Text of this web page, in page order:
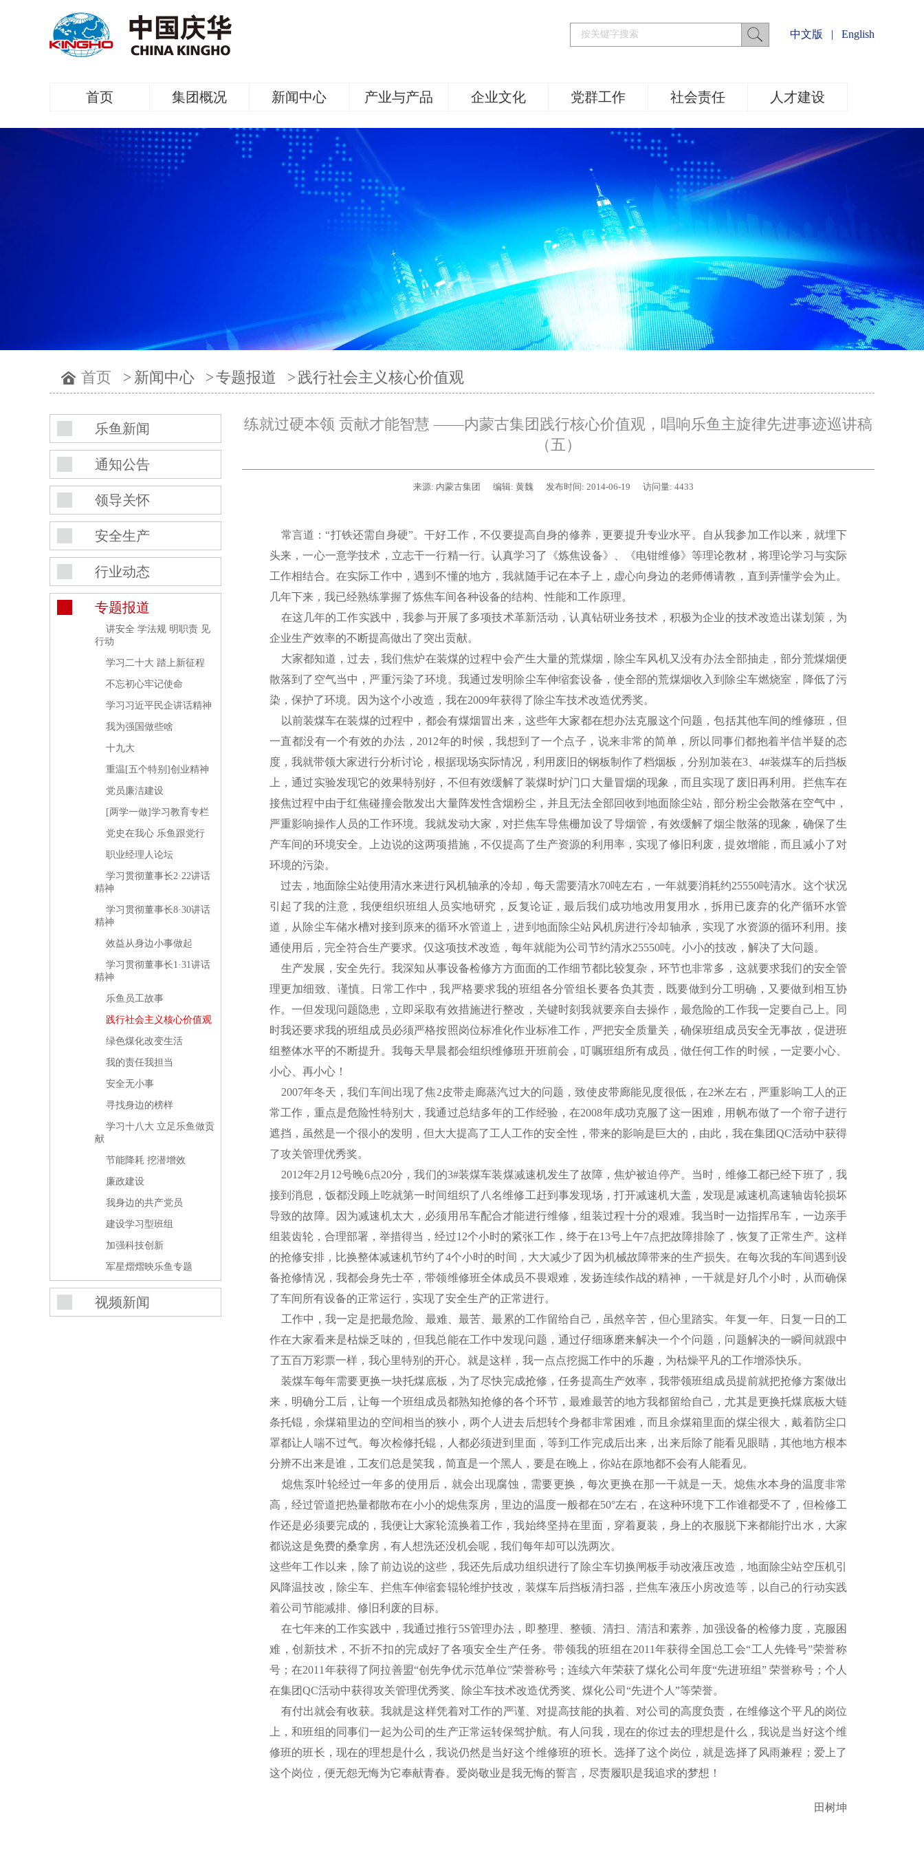
中文版 | English
首页 集团概况 新闻中心 产业与产品 企业文化 党群工作 社会责任 人才建设
首页 > 新闻中心 >专题报道 >践行社会主义核心价值观
乐鱼新闻
通知公告
领导关怀
安全生产
行业动态
专题报道
讲安全 学法规 明职责 见
行动
学习二十大 踏上新征程
不忘初心牢记使命
学习习近平民企讲话精神
我为强国做些啥
十九大
重温[五个特别]创业精神
党员廉洁建设
[两学一做]学习教育专栏
党史在我心 乐鱼跟党行
职业经理人论坛
学习贯彻董事长2·22讲话
精神
学习贯彻董事长8·30讲话
精神
效益从身边小事做起
学习贯彻董事长1·31讲话
精神
乐鱼员工故事
践行社会主义核心价值观
绿色煤化改变生活
我的责任我担当
安全无小事
寻找身边的榜样
学习十八大 立足乐鱼做贡
献
节能降耗 挖潜增效
廉政建设
我身边的共产党员
建设学习型班组
加强科技创新
军星熠熠映乐鱼专题
视频新闻
练就过硬本领 贡献才能智慧 ——内蒙古集团践行核心价值观，唱响乐鱼主旋律先进事迹巡讲稿
（五）
来源: 内蒙古集团 编辑: 黄魏 发布时间: 2014-06-19 访问量: 4433
常言道：“打铁还需自身硬”。干好工作，不仅要提高自身的修养，更要提升专业水平。自从我参加工作以来，就埋下
头来，一心一意学技术，立志干一行精一行。认真学习了《炼焦设备》、《电钳维修》等理论教材，将理论学习与实际
工作相结合。在实际工作中，遇到不懂的地方，我就随手记在本子上，虚心向身边的老师傅请教，直到弄懂学会为止。
几年下来，我已经熟练掌握了炼焦车间各种设备的结构、性能和工作原理。
在这几年的工作实践中，我参与开展了多项技术革新活动，认真钻研业务技术，积极为企业的技术改造出谋划策，为
企业生产效率的不断提高做出了突出贡献。
大家都知道，过去，我们焦炉在装煤的过程中会产生大量的荒煤烟，除尘车风机又没有办法全部抽走，部分荒煤烟便
散落到了空气当中，严重污染了环境。我通过发明除尘车伸缩套设备，使全部的荒煤烟收入到除尘车燃烧室，降低了污
染，保护了环境。因为这个小改造，我在2009年获得了除尘车技术改造优秀奖。
以前装煤车在装煤的过程中，都会有煤烟冒出来，这些年大家都在想办法克服这个问题，包括其他车间的维修班，但
一直都没有一个有效的办法，2012年的时候，我想到了一个点子，说来非常的简单，所以同事们都抱着半信半疑的态
度，我就带领大家进行分析讨论，根据现场实际情况，利用废旧的钢板制作了档烟板，分别加装在3、4#装煤车的后挡板
上，通过实验发现它的效果特别好，不但有效缓解了装煤时炉门口大量冒烟的现象，而且实现了废旧再利用。拦焦车在
接焦过程中由于红焦碰撞会散发出大量阵发性含烟粉尘，并且无法全部回收到地面除尘站，部分粉尘会散落在空气中，
严重影响操作人员的工作环境。我就发动大家，对拦焦车导焦栅加设了导烟管，有效缓解了烟尘散落的现象，确保了生
产车间的环境安全。上边说的这两项措施，不仅提高了生产资源的利用率，实现了修旧利废，提效增能，而且减小了对
环境的污染。
过去，地面除尘站使用清水来进行风机轴承的冷却，每天需要清水70吨左右，一年就要消耗约25550吨清水。这个状况
引起了我的注意，我便组织班组人员实地研究，反复论证，最后我们成功地改用复用水，拆用已废弃的化产循环水管
道，从除尘车储水槽对接到原来的循环水管道上，进到地面除尘站风机房进行冷却轴承，实现了水资源的循环利用。接
通使用后，完全符合生产要求。仅这项技术改造，每年就能为公司节约清水25550吨。小小的技改，解决了大问题。
生产发展，安全先行。我深知从事设备检修方方面面的工作细节都比较复杂，环节也非常多，这就要求我们的安全管
理更加细致、谨慎。日常工作中，我严格要求我的班组各分管组长要各负其责，既要做到分工明确，又要做到相互协
作。一但发现问题隐患，立即采取有效措施进行整改，关键时刻我就要亲自去操作，最危险的工作我一定要自己上。同
时我还要求我的班组成员必须严格按照岗位标准化作业标准工作，严把安全质量关，确保班组成员安全无事故，促进班
组整体水平的不断提升。我每天早晨都会组织维修班开班前会，叮嘱班组所有成员，做任何工作的时候，一定要小心、
小心、再小心！
2007年冬天，我们车间出现了焦2皮带走廊蒸汽过大的问题，致使皮带廊能见度很低，在2米左右，严重影响工人的正
常工作，重点是危险性特别大，我通过总结多年的工作经验，在2008年成功克服了这一困难，用帆布做了一个帘子进行
遮挡，虽然是一个很小的发明，但大大提高了工人工作的安全性，带来的影响是巨大的，由此，我在集团QC活动中获得
了攻关管理优秀奖。
2012年2月12号晚6点20分，我们的3#装煤车装煤减速机发生了故障，焦炉被迫停产。当时，维修工都已经下班了，我
接到消息，饭都没顾上吃就第一时间组织了八名维修工赶到事发现场，打开减速机大盖，发现是减速机高速轴齿轮损坏
导致的故障。因为减速机太大，必须用吊车配合才能进行维修，组装过程十分的艰难。我当时一边指挥吊车，一边亲手
组装齿轮，合理部署，举措得当，经过12个小时的紧张工作，终于在13号上午7点把故障排除了，恢复了正常生产。这样
的抢修安排，比换整体减速机节约了4个小时的时间，大大减少了因为机械故障带来的生产损失。在每次我的车间遇到设
备抢修情况，我都会身先士卒，带领维修班全体成员不畏艰难，发扬连续作战的精神，一干就是好几个小时，从而确保
了车间所有设备的正常运行，实现了安全生产的正常进行。
工作中，我一定是把最危险、最难、最苦、最累的工作留给自己，虽然辛苦，但心里踏实。年复一年、日复一日的工
作在大家看来是枯燥乏味的，但我总能在工作中发现问题，通过仔细琢磨来解决一个个问题，问题解决的一瞬间就跟中
了五百万彩票一样，我心里特别的开心。就是这样，我一点点挖掘工作中的乐趣，为枯燥平凡的工作增添快乐。
装煤车每年需要更换一块托煤底板，为了尽快完成抢修，任务提高生产效率，我带领班组成员提前就把抢修方案做出
来，明确分工后，让每一个班组成员都熟知抢修的各个环节，最难最苦的地方我都留给自己，尤其是更换托煤底板大链
条托锟，余煤箱里边的空间相当的狭小，两个人进去后想转个身都非常困难，而且余煤箱里面的煤尘很大，戴着防尘口
罩都让人喘不过气。每次检修托锟，人都必须进到里面，等到工作完成后出来，出来后除了能看见眼睛，其他地方根本
分辨不出来是谁，工友们总是笑我，简直是一个黑人，要是在晚上，你站在原地都不会有人能看见。
熄焦泵叶轮经过一年多的使用后，就会出现腐蚀，需要更换，每次更换在那一干就是一天。熄焦水本身的温度非常
高，经过管道把热量都散布在小小的熄焦泵房，里边的温度一般都在50°左右，在这种环境下工作谁都受不了，但检修工
作还是必须要完成的，我便让大家轮流换着工作，我始终坚持在里面，穿着夏装，身上的衣服脱下来都能拧出水，大家
都说这是免费的桑拿房，有人想洗还没机会呢，我们每年却可以洗两次。
这些年工作以来，除了前边说的这些，我还先后成功组织进行了除尘车切换闸板手动改液压改造，地面除尘站空压机引
风降温技改，除尘车、拦焦车伸缩套辊轮维护技改，装煤车后挡板清扫器，拦焦车液压小房改造等，以自己的行动实践
着公司节能减排、修旧利废的目标。
在七年来的工作实践中，我通过推行5S管理办法，即整理、整顿、清扫、清洁和素养，加强设备的检修力度，克服困
难，创新技术，不折不扣的完成好了各项安全生产任务。带领我的班组在2011年获得全国总工会“工人先锋号”荣誉称
号；在2011年获得了阿拉善盟“创先争优示范单位”荣誉称号；连续六年荣获了煤化公司年度“先进班组” 荣誉称号；个人
在集团QC活动中获得攻关管理优秀奖、除尘车技术改造优秀奖、煤化公司“先进个人”等荣誉。
有付出就会有收获。我就是这样凭着对工作的严谨、对提高技能的执着、对公司的高度负责，在维修这个平凡的岗位
上，和班组的同事们一起为公司的生产正常运转保驾护航。有人问我，现在的你过去的理想是什么，我说是当好这个维
修班的班长，现在的理想是什么，我说仍然是当好这个维修班的班长。选择了这个岗位，就是选择了风雨兼程；爱上了
这个岗位，便无怨无悔为它奉献青春。爱岗敬业是我无悔的誓言，尽责履职是我追求的梦想！
田树坤